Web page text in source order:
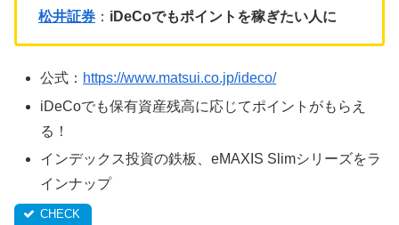
松井証券 ： iDeCoでもポイントを稼ぎたい人に
公式： https://www.matsui.co.jp/ideco/
iDeCoでも保有資産残高に応じてポイントがもらえ
る！
インデックス投資の鉄板、eMAXIS Slimシリーズをラ
インナップ